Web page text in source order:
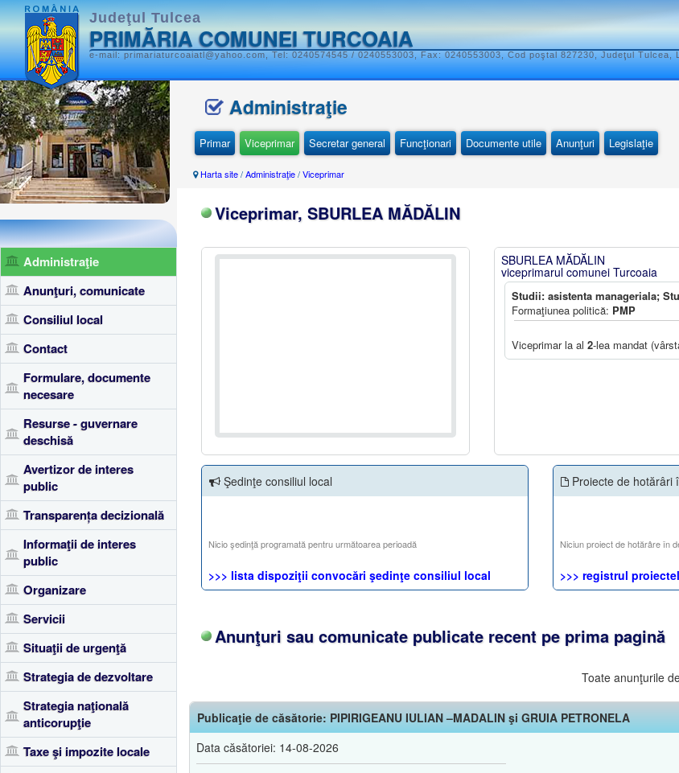
Judeţul Tulcea
PRIMĂRIA COMUNEI TURCOAIA
e-mail: primariaturcoaiatl@yahoo.com, Tel: 0240574545 / 0240553003, Fax: 0240553003, Cod poştal 827230, Judeţul
Administraţie
Anunţuri, comunicate
Consiliul local
Contact
Formulare, documente
necesare
Resurse - guvernare
deschisă
Avertizor de interes
public
Transparența decizională
Informaţii de interes
public
Organizare
Servicii
Situaţii de urgenţă
Strategia de dezvoltare
Strategia naţională
anticorupţie
Taxe şi impozite locale
Administraţie
Primar Viceprimar Secretar general Funcţionari Documente utile Anunţuri Legislaţie
Harta site/Administraţie/Viceprimar
Viceprimar, SBURLEA MĂDĂLIN
SBURLEA MĂDĂLIN
viceprimarul comunei Turcoaia
Studii: asistenta manageriala;
Formaţiunea politică: PMP
Viceprimar la al2-lea mandat
Şedinţe consiliul local
Nicio şedinţă programată pentru următoarea perioadă
>>> lista dispoziţii convocări şedinţe consiliul local
Proiecte de hotărâri
Niciun proiect de hotărâre în
>>> registrul
Anunţuri sau comunicate publicate recent pe prima pagină
Toate anunţurile
Publicaţie de căsătorie: PIPIRIGEANU IULIAN –MADALIN şi GRUIA PETRONELA
Data căsătoriei: 14-08-2026